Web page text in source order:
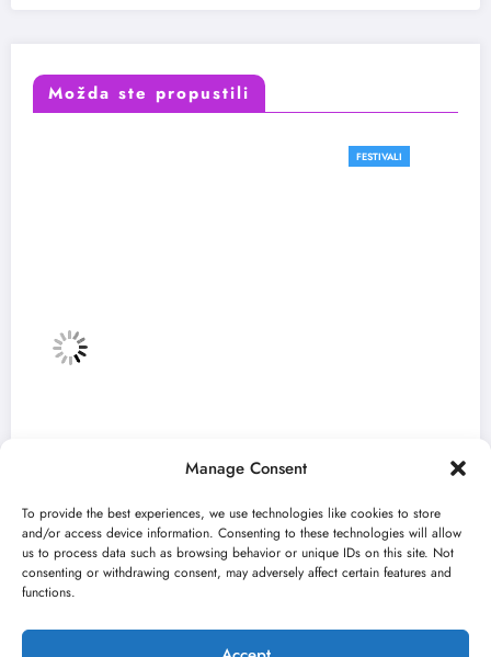
Manage Consent
To provide the best experiences, we use technologies like cookies to store
and/or access device information. Consenting to these technologies will allow
us to process data such as browsing behavior or unique IDs on this site. Not
consenting or withdrawing consent, may adversely affect certain features and
functions.
Možda ste propustili
„Najveći mali festival u Vojvodini“ i ovog
Kulturni kišobran